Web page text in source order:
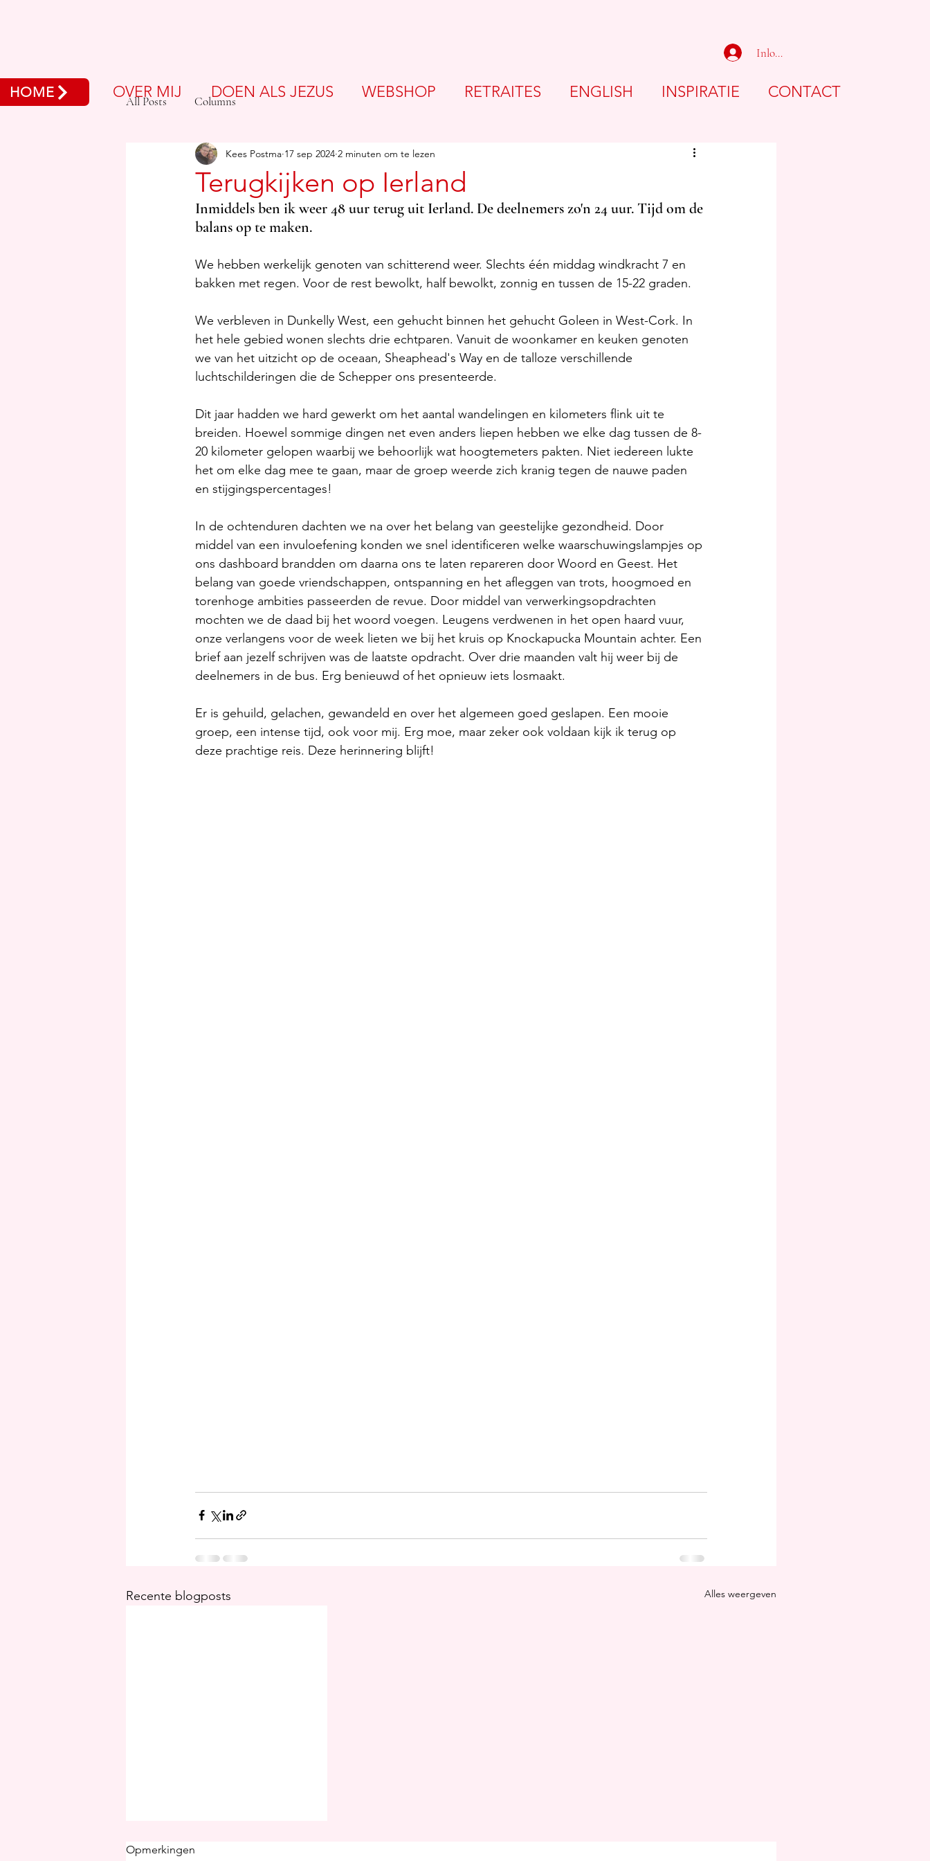
Inloggen
All Posts Columns
Terugkijken op Ierland
Kees Postma 17 sep 2024 2 minuten om te lezen
Inmiddels ben ik weer 48 uur terug uit Ierland. De deelnemers zo'n 24 uur. Tijd om de
balans op te maken.
We hebben werkelijk genoten van schitterend weer. Slechts één middag windkracht 7 en
bakken met regen. Voor de rest bewolkt, half bewolkt, zonnig en tussen de 15-22 graden.
We verbleven in Dunkelly West, een gehucht binnen het gehucht Goleen in West-Cork. In
het hele gebied wonen slechts drie echtparen. Vanuit de woonkamer en keuken genoten
we van het uitzicht op de oceaan, Sheaphead's Way en de talloze verschillende
luchtschilderingen die de Schepper ons presenteerde.
Dit jaar hadden we hard gewerkt om het aantal wandelingen en kilometers flink uit te
breiden. Hoewel sommige dingen net even anders liepen hebben we elke dag tussen de 8-
20 kilometer gelopen waarbij we behoorlijk wat hoogtemeters pakten. Niet iedereen lukte
het om elke dag mee te gaan, maar de groep weerde zich kranig tegen de nauwe paden
en stijgingspercentages!
In de ochtenduren dachten we na over het belang van geestelijke gezondheid. Door
middel van een invuloefening konden we snel identificeren welke waarschuwingslampjes op
ons dashboard brandden om daarna ons te laten repareren door Woord en Geest. Het
belang van goede vriendschappen, ontspanning en het afleggen van trots, hoogmoed en
torenhoge ambities passeerden de revue. Door middel van verwerkingsopdrachten
mochten we de daad bij het woord voegen. Leugens verdwenen in het open haard vuur,
onze verlangens voor de week lieten we bij het kruis op Knockapucka Mountain achter. Een
brief aan jezelf schrijven was de laatste opdracht. Over drie maanden valt hij weer bij de
deelnemers in de bus. Erg benieuwd of het opnieuw iets losmaakt.
Er is gehuild, gelachen, gewandeld en over het algemeen goed geslapen. Een mooie
groep, een intense tijd, ook voor mij. Erg moe, maar zeker ook voldaan kijk ik terug op
deze prachtige reis. Deze herinnering blijft!
Recente blogposts Alles weergeven
Opmerkingen
OVER MIJ DOEN ALS JEZUS WEBSHOP RETRAITES ENGLISH INSPIRATIE CONTACT
HOME